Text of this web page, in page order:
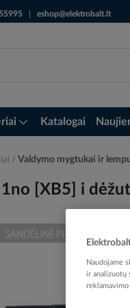
eshop@elektrobalt.lt
Katalogai
Valdymo mygtukai ir
[XB5] i
Naudojame
ir analizuotų